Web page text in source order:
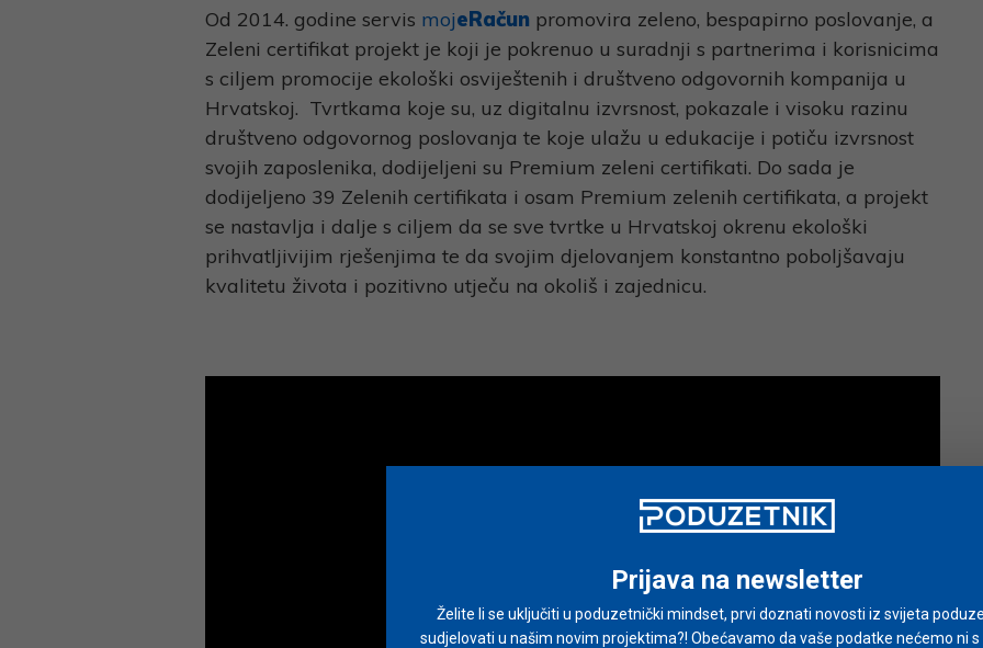
Od 2014. godine servis mojeRačun promovira zeleno, bespapirno poslovanje, a
Zeleni certifikat projekt je koji je pokrenuo u suradnji s partnerima i korisnicima
s ciljem promocije ekološki osviještenih i društveno odgovornih kompanija u
Hrvatskoj. Tvrtkama koje su, uz digitalnu izvrsnost, pokazale i visoku razinu
društveno odgovornog poslovanja te koje ulažu u edukacije i potiču izvrsnost
svojih zaposlenika, dodijeljeni su Premium zeleni certifikati. Do sada je
dodijeljeno 39 Zelenih certifikata i osam Premium zelenih certifikata, a projekt
se nastavlja i dalje s ciljem da se sve tvrtke u Hrvatskoj okrenu ekološki
prihvatljivijim rješenjima te da svojim djelovanjem konstantno poboljšavaju
kvalitetu života i pozitivno utječu na okoliš i zajednicu.
Prijava na newsletter
Želite li se uključiti u poduzetnički mindset, prvi doznati novosti iz svijeta
sudjelovati u našim novim projektima?! Obećavamo da vaše podatke nećemo ni